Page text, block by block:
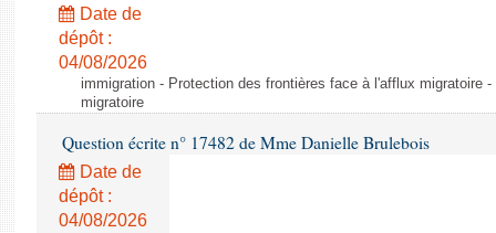
Date de
dépôt :
04/08/2026
immigration - Protection des frontières face à l'afflux migratoire
migratoire
Question écrite n° 17482 de Mme Danielle Brulebois
Date de
dépôt :
04/08/2026